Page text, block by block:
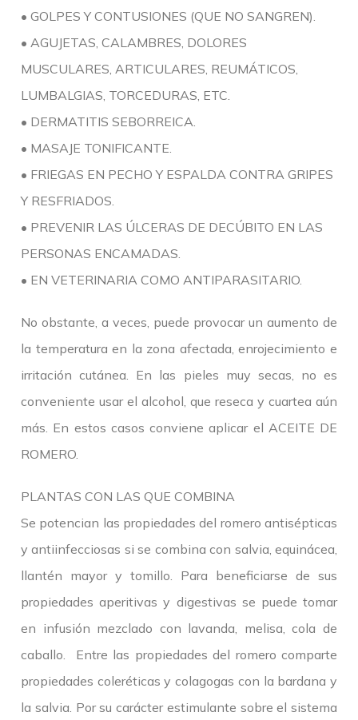
• GOLPES Y CONTUSIONES (QUE NO SANGREN).
• AGUJETAS, CALAMBRES, DOLORES
MUSCULARES, ARTICULARES, REUMÁTICOS,
LUMBALGIAS, TORCEDURAS, ETC.
• DERMATITIS SEBORREICA.
• MASAJE TONIFICANTE.
• FRIEGAS EN PECHO Y ESPALDA CONTRA GRIPES
Y RESFRIADOS.
• PREVENIR LAS ÚLCERAS DE DECÚBITO EN LAS
PERSONAS ENCAMADAS.
• EN VETERINARIA COMO ANTIPARASITARIO.
No obstante, a veces, puede provocar un aumento de
la temperatura en la zona afectada, enrojecimiento e
irritación cutánea. En las pieles muy secas, no es
conveniente usar el alcohol, que reseca y cuartea aún
más. En estos casos conviene aplicar el ACEITE DE
ROMERO.
PLANTAS CON LAS QUE COMBINA
Se potencian las propiedades del romero antisépticas
y antiinfecciosas si se combina con salvia, equinácea,
llantén mayor y tomillo. Para beneficiarse de sus
propiedades aperitivas y digestivas se puede tomar
en infusión mezclado con lavanda, melisa, cola de
caballo. Entre las propiedades del romero comparte
propiedades coleréticas y colagogas con la bardana y
la salvia. Por su carácter estimulante sobre el sistema